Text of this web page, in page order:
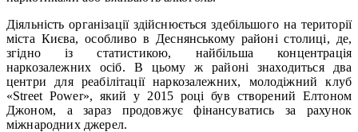
Діяльність організації здійснюється здебільшого на території
міста Києва, особливо в Деснянському районі столиці, де,
згідно із статистикою, найбільша концентрація
наркозалежних осіб. В цьому ж районі знаходиться два
центри для реабілітації наркозалежних, молодіжний клуб
«Street Power», який у 2015 році був створений Елтоном
Джоном, а зараз продовжує фінансуватись за рахунок
міжнародних джерел.